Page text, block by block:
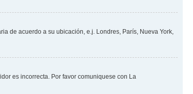
de acuerdo a su ubicación, e.j. Londres, París, Nueva York,
es incorrecta. Por favor comuniquese con La